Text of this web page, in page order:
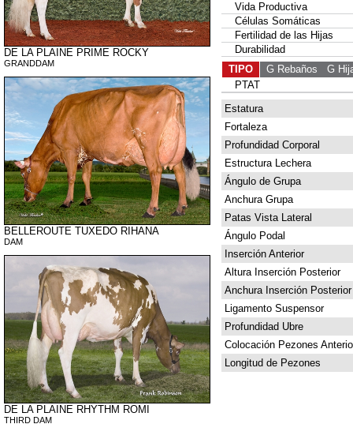
DE LA PLAINE PRIME ROCKY
GRANDDAM
BELLEROUTE TUXEDO RIHANA
DAM
DE LA PLAINE RHYTHM ROMI
THIRD DAM
Vida Productiva
Células Somáticas
Fertilidad de las Hijas
Durabilidad
TIPO
G Rebaños G
PTAT
Estatura
Fortaleza
Profundidad Corporal
Estructura Lechera
Ángulo de Grupa
Anchura Grupa
Patas Vista Lateral
Ángulo Podal
Inserción Anterior
Altura Inserción Posterior
Anchura Inserción Posterior
Ligamento Suspensor
Profundidad Ubre
Colocación Pezones
Longitud de Pezones